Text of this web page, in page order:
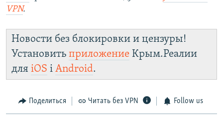
VPN.
Новости без блокировки и цензуры!
Установить приложение Крым.Реалии
для iOS і Android.
Поделиться Читать без VPN Follow us